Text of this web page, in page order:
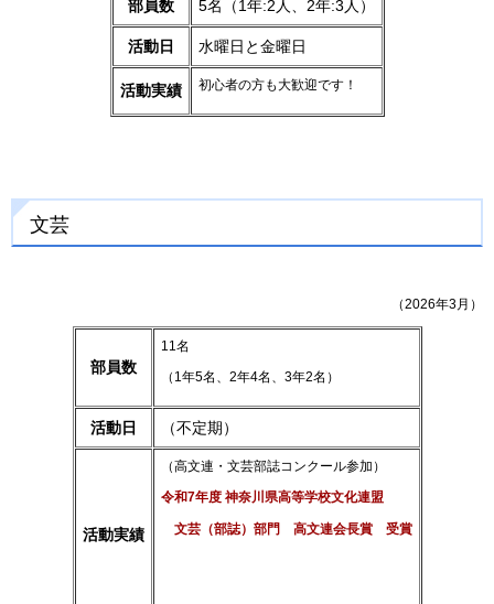
部員数 5名（1年:2人、2年:3人）
活動日 水曜日と金曜日
活動実績 初心者の方も大歓迎です！
文芸
（2026年3月）
部員数
11名
（1年5名、2年4名、3年2名）
活動日 （不定期）
活動実績
（高文連・文芸部誌コンクール参加）
令和7年度 神奈川県高等学校文化連盟
文芸（部誌）部門 高文連会長賞 受賞